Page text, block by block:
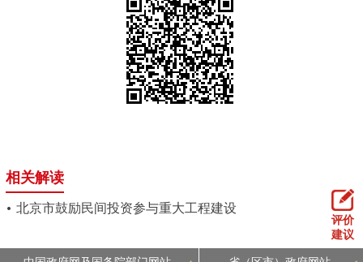
相关解读
北京市鼓励民间投资参与重大工程建设
评价
建议